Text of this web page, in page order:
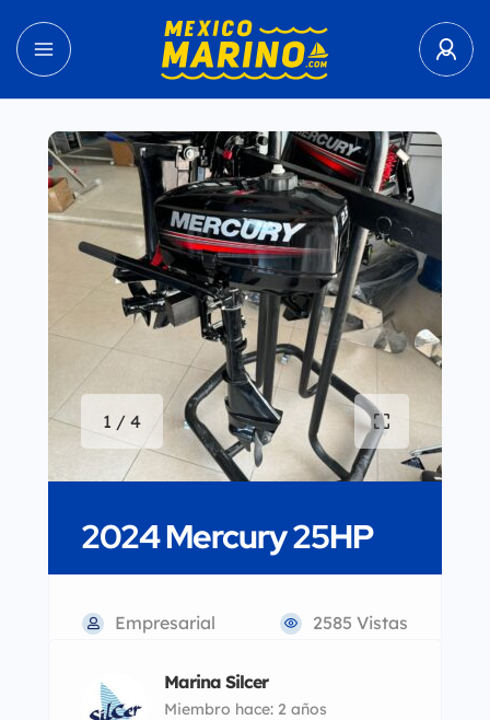
1 / 4
2024 Mercury 25HP
Empresarial 2585 Vistas
Marina Silcer
Miembro hace: 2 años